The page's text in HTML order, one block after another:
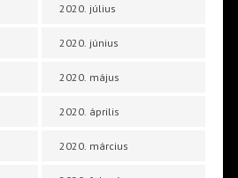
2020. július
2020. június
2020. május
2020. április
2020. március